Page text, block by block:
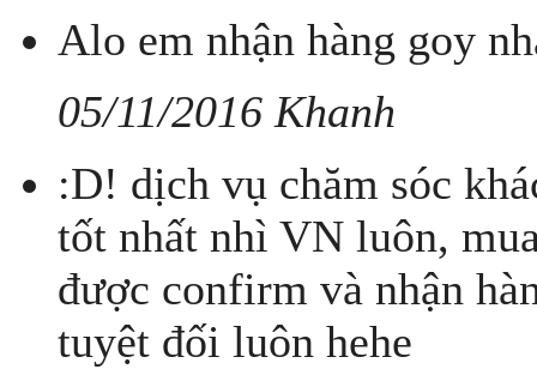
Alo em nhận hàng goy
05/11/2016 Khanh
:D! dịch vụ chăm sóc
tốt nhất nhì VN luôn,
được confirm và nhận
tuyệt đối luôn hehe